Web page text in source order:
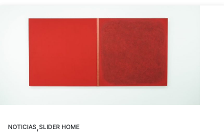
NOTICIAS,SLIDER HOME